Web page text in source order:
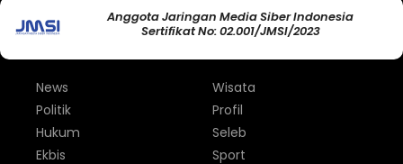
Anggota Jaringan Media Siber Indonesia
Sertifikat No: 02.001/JMSI/2023
News
Politik
Hukum
Ekbis
Wisata
Profil
Seleb
Sport